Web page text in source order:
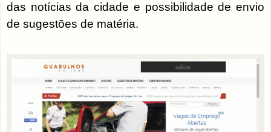
das notícias da cidade e possibilidade de envio
de sugestões de matéria.